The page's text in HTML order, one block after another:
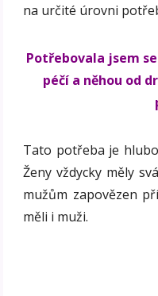
na určité úrovni
Potřebovala jsem
péčí a něhou od
Tato potřeba je
Ženy vždycky měly
mužům zapovězen
měli i muži.